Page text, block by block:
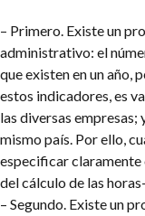
– Primero. Existe un
administrativo: el
que existen en un año,
estos indicadores, es
las diversas empresas;
mismo país. Por ello,
especificar
del cálculo de las
– Segundo. Existe un